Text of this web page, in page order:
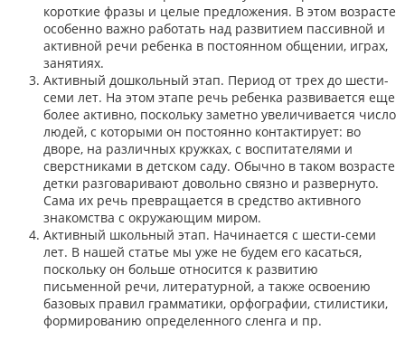
короткие фразы и целые предложения. В этом возрасте
особенно важно работать над развитием пассивной и
активной речи ребенка в постоянном общении, играх,
занятиях.
Активный дошкольный этап. Период от трех до шести-
семи лет. На этом этапе речь ребенка развивается еще
более активно, поскольку заметно увеличивается число
людей, с которыми он постоянно контактирует: во
дворе, на различных кружках, с воспитателями и
сверстниками в детском саду. Обычно в таком возрасте
детки разговаривают довольно связно и развернуто.
Сама их речь превращается в средство активного
знакомства с окружающим миром.
Активный школьный этап. Начинается с шести-семи
лет. В нашей статье мы уже не будем его касаться,
поскольку он больше относится к развитию
письменной речи, литературной, а также освоению
базовых правил грамматики, орфографии, стилистики,
формированию определенного сленга и пр.